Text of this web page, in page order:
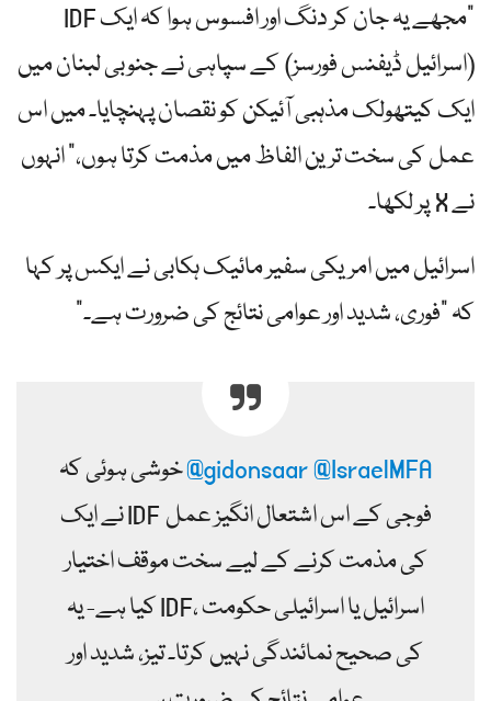
"مجھے یہ جان کر دنگ اور افسوس ہوا کہ ایک IDF
(اسرائیل ڈیفنس فورسز) کے سپاہی نے جنوبی لبنان میں
ایک کیتھولک مذہبی آئیکن کو نقصان پہنچایا۔ میں اس
عمل کی سخت ترین الفاظ میں مذمت کرتا ہوں،” انہوں
نے X پر لکھا۔
اسرائیل میں امریکی سفیر مائیک ہکابی نے ایکس پر کہا
کہ "فوری، شدید اور عوامی نتائج کی ضرورت ہے۔”
@gidonsaar@IsraelMFA
نے ایک IDF فوجی کے اس اشتعال انگیز عمل
کی مذمت کرنے کے لیے سخت موقف اختیار
کیا ہے- یہ IDF، اسرائیل یا اسرائیلی حکومت
کی صحیح نمائندگی نہیں کرتا۔ تیز، شدید اور